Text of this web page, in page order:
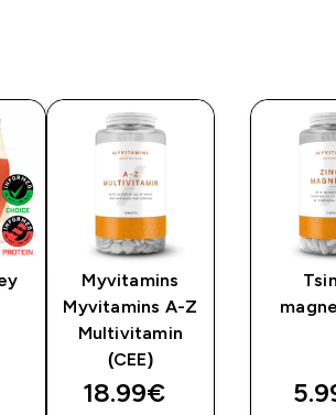
Myvitamins
Myvitamins A-Z
Multivitamin
(CEE)
18.99€‎